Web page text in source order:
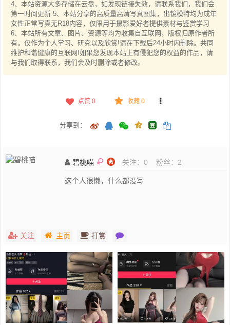
4、本站资源大多存储在云盘，如发现链接失效，请联系我们，我们会
第一时间更新 5、本站分享的高质量高清写真图集，出镜模特均为成年
女性正常写真无R18内容，仅限用于摄影爱好者提供素材与鉴赏学习
6、本站所有文章、图片、资源等均为收集自互联网，版权归原作者所
有。仅作为个人学习、研究以及欣赏!请在下载后24小时内删除。共同
维护和谐健康的互联网!如果您发现本站上有侵犯您的权益的作品，请
与我们取得联系，我们会及时删除或者修改。
点赞 0 收藏 0
分享到：
碧桃喵 关注： 0 粉丝： 2
这个人很懒，什么都没写
关注 主页 打赏